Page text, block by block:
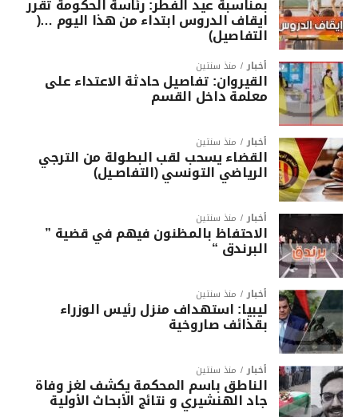
بمناسبة عيد الفطر: رئاسة الحكومة تقرر
ايقاف الدروس ابتداء من هذا اليوم …(
التفاصيل)
أخبار منذ سنتين
القيروان: تفاصيل حادثة الاعتداء على
معلمة داخل القسم
أخبار منذ سنتين
القضاء يسحب لقب البطولة من الترجي
الرياضي التونسي (التفاصـيل)
أخبار منذ سنتين
الاحتفاظ بالمظنون فيهم في قضية ”
البرندق “
أخبار منذ سنتين
ليبيا: استهداف منزل رئيس الوزراء
بقذائف صاروخية
أخبار منذ سنتين
الناطق باسم المحكمة يكشف لغز وفاة
جاد الهنشيري و نتائج الأبحاث الأولية